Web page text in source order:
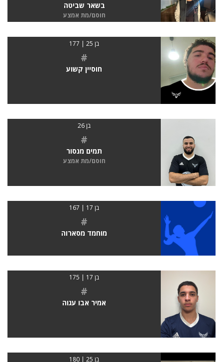
בשאר שביטה
חוסם/מת אמצע
בן 25 | 177
#
חוסיין קשוע
בן 26
#
תמים מנסור
חוסם/מת אמצע
בן 17 | 167
#
מוחמד מסארוה
בן 17 | 175
#
אמיר אבו עגוה
בן 25 | 180